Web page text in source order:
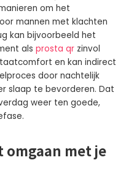
om het
mannen met klachten
kan bijvoorbeeld het
als prosta qr zinvol
en kan indirect
door nachtelijk
slaap te bevorderen. Dat
weer ten goede,
omgaan met je